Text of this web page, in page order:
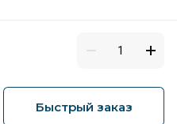
Быстрый заказ